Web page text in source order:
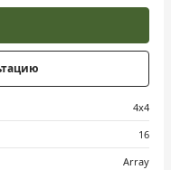
4х4
16
Array